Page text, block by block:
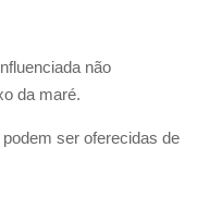
não
da maré.
ser oferecidas de